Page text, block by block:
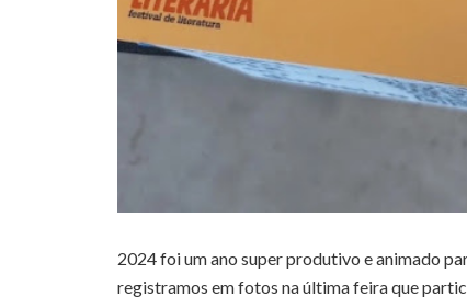
2024 foi um ano super produtivo e animado
registramos em fotos na última feira que